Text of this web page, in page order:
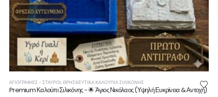
ΑΓΙΟΓΡΑΦΙΕΣ - ΣΤΑΥΡΟΙ,ΘΡΗΣΚΕΥΤΙΚΆ ΚΑΛΟΎΠΙΑ ΣΙΛΙΚΌΝΗΣ
Premium Καλούπι Σιλικόνης - 🌟 Άγιος Νικόλαος (Υψηλή Ευκρίνεια & Αντοχή)